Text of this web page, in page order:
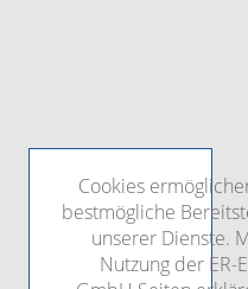
Cookies
bestmögliche
unserer Dienste.
Nutzung der ER-